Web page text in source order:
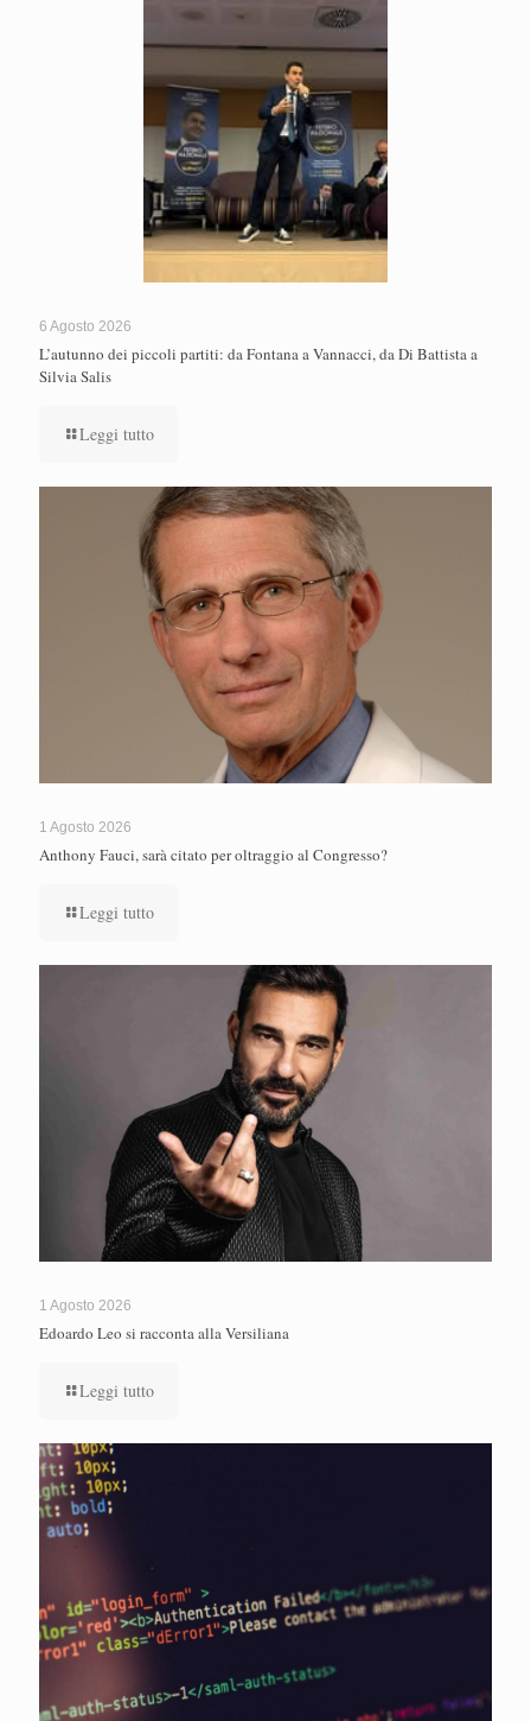
6 Agosto 2026
L’autunno dei piccoli partiti: da Fontana a Vannacci, da Di Battista a
Silvia Salis
Leggi tutto
1 Agosto 2026
Anthony Fauci, sarà citato per oltraggio al Congresso?
Leggi tutto
1 Agosto 2026
Edoardo Leo si racconta alla Versiliana
Leggi tutto